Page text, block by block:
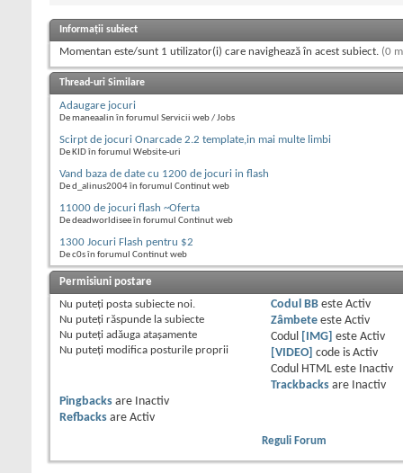
Informații subiect
Momentan este/sunt 1 utilizator(i) care navighează în acest subiect. (0
Thread-uri Similare
Adaugare jocuri
De maneaalin în forumul Servicii web / Jobs
Scirpt de jocuri Onarcade 2.2 template,in mai multe limbi
De KID în forumul Website-uri
Vand baza de date cu 1200 de jocuri in flash
De d_alinus2004 în forumul Continut web
11000 de jocuri flash ~Oferta
De deadworldisee în forumul Continut web
1300 Jocuri Flash pentru $2
De c0s în forumul Continut web
Permisiuni postare
Nu puteţi posta subiecte noi.
Nu puteţi răspunde la subiecte
Nu puteţi adăuga ataşamente
Nu puteţi modifica posturile proprii
Codul BBeste Activ
Zâmbeteeste Activ
Codul
[IMG] este Activ
[VIDEO]
code is Activ
Codul HTML este
Inactiv
Trackbacksare
Inactiv
Pingbacks are
Inactiv
Refbacks are Activ
Reguli Forum